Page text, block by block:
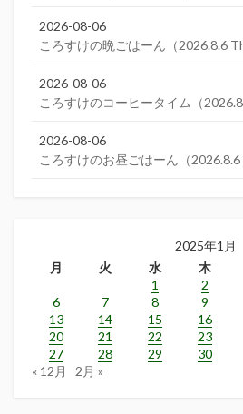
2026-08-06
ころすけの晩ごはーん（2026.8.6
2026-08-06
ころすけのコーヒータイム（
2026-08-06
ころすけのお昼ごはーん（2026.8.6
2025年1月
月
火 水 木
1
2
6
7 8 9
13
14 15 16
20
21 22 23
27
28 29 30
« 12月
2月 »